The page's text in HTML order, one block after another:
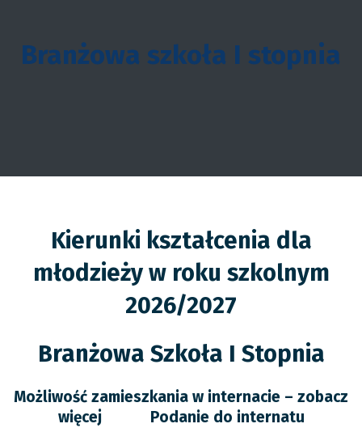
Branżowa szkoła I stopnia
Kierunki kształcenia dla
młodzieży w roku szkolnym
2026/2027
Branżowa Szkoła I Stopnia
Możliwość zamieszkania w internacie – zobacz
więcej
Podanie do internatu